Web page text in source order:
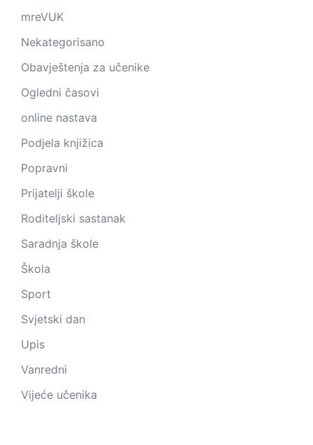
mreVUK
Nekategorisano
Obavještenja za učenike
Ogledni časovi
online nastava
Podjela knjižica
Popravni
Prijatelji škole
Roditeljski sastanak
Saradnja škole
Škola
Sport
Svjetski dan
Upis
Vanredni
Vijeće učenika